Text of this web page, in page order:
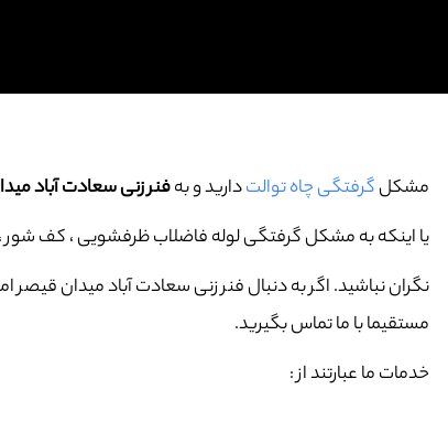
مشکلگرفتگی چاه توالتدارید و بهفنر زنی سعادت آباد
یا اینکه به مشکل گرفتگی لوله فاضلاب ظرفشویی ، کف شور ،
نگران نباشید. اگر به دنبال فنر زنی سعادت آباد میدان قیصر
مستقیما با ما تماس بگیرید.
خدمات ما عبارتند از :